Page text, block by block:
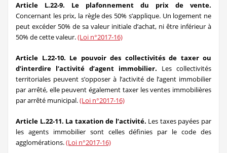
Article L.22-9. Le plafonnement du prix de vente.
Concernant les prix, la règle des 50% s’applique. Un logement ne
peut excéder 50% de sa valeur initiale d’achat, ni être inférieur à
50% de cette valeur.(Loi n°2017-16)
Article L.22-10. Le pouvoir des collectivités de taxer ou
d’interdire l’activité d’agent immobilier. Les collectivités
territoriales peuvent s’opposer à l’activité de l’agent immobilier
par arrêté, elle peuvent également taxer les ventes immobilières
par arrêté municipal.(Loi n°2017-16)
Article L.22-11. La taxation de l’activité. Les taxes payées par
les agents immobilier sont celles définies par le code des
agglomérations.(Loi n°2017-16)